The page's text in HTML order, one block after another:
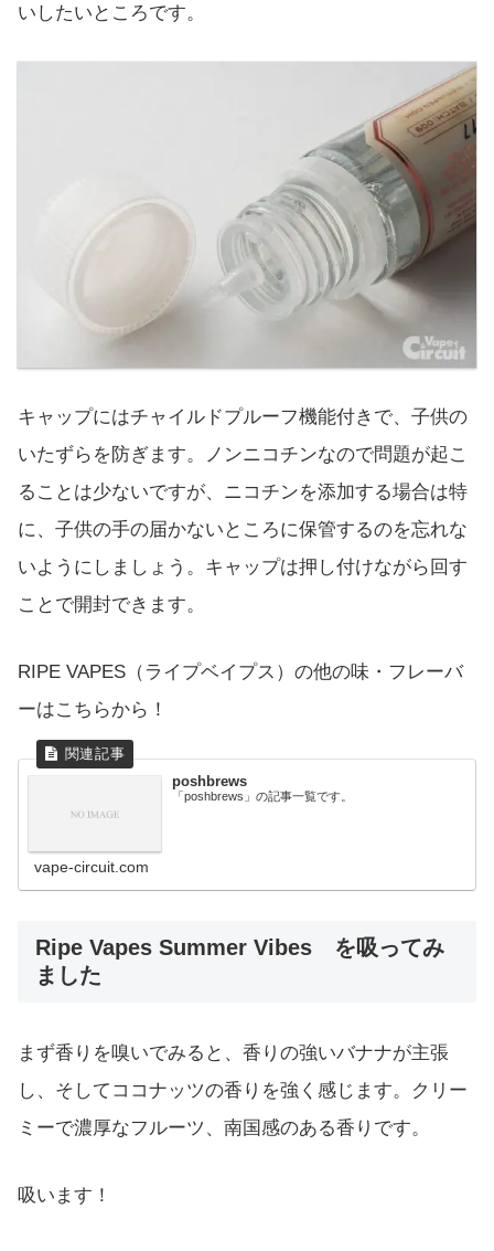
いしたいところです。
キャップにはチャイルドプルーフ機能付きで、子供の
いたずらを防ぎます。ノンニコチンなので問題が起こ
ることは少ないですが、ニコチンを添加する場合は特
に、子供の手の届かないところに保管するのを忘れな
いようにしましょう。キャップは押し付けながら回す
ことで開封できます。
RIPE VAPES（ライプベイプス）の他の味・フレーバ
ーはこちらから！
poshbrews
「poshbrews」の記事一覧です。
vape-circuit.com
Ripe Vapes Summer Vibes を吸ってみ
ました
まず香りを嗅いでみると、香りの強いバナナが主張
し、そしてココナッツの香りを強く感じます。クリー
ミーで濃厚なフルーツ、南国感のある香りです。
吸います！